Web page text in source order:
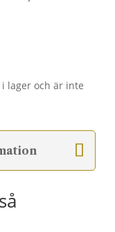
lager och är inte